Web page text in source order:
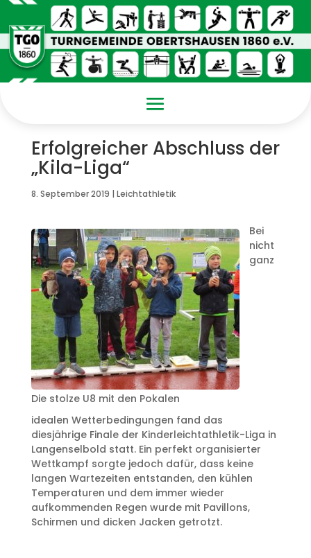
Erfolgreicher Abschluss der
„Kila-Liga“
8. September 2019 | Leichtathletik
Die stolze U8 mit den Pokalen
Bei
nicht
ganz
idealen Wetterbedingungen fand das
diesjährige Finale der Kinderleichtathletik-Liga in
Langenselbold statt. Ein perfekt organisierter
Wettkampf sorgte jedoch dafür, dass keine
langen Wartezeiten entstanden, den kühlen
Temperaturen und dem immer wieder
aufkommenden Regen wurde mit Pavillons,
Schirmen und dicken Jacken getrotzt.